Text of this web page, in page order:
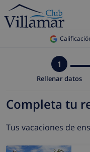
1
Rellenar datos
Completa tu
Tus vacaciones de